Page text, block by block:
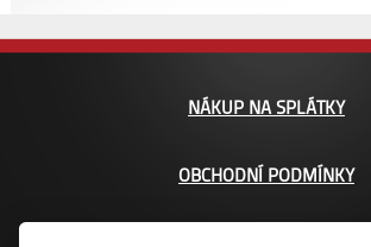
NÁKUP NA SPLÁTKY
OBCHODNÍ PODMÍNKY